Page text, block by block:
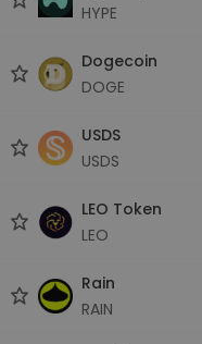
HYPE
Dogecoin
DOGE
USDS
USDS
LEO Token
LEO
Rain
RAIN